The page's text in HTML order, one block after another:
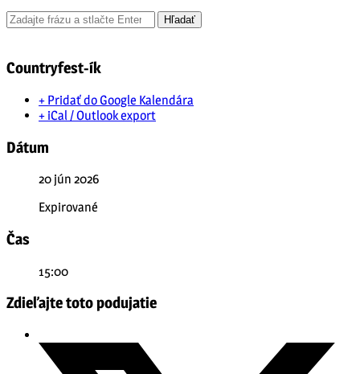
Countryfest-ík
+ Pridať do Google Kalendára
+ iCal / Outlook export
Dátum
20 jún 2026
Expirované
Čas
15:00
Zdieľajte toto podujatie